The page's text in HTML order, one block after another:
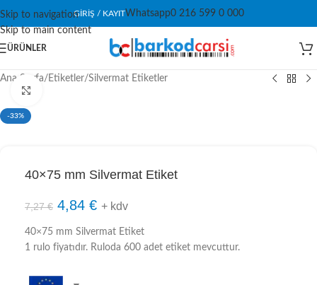
Skip to navigation
Skip to main content
GIRIŞ / KAYITWhatsapp0 216 599 0 000
ÜRÜNLER
Ana Sayfa/ Etiketler/Silvermat Etiketler
-33%
40×75 mm Silvermat Etiket
7,27€ 4,84 € + kdv
40×75 mm Silvermat Etiket
1 rulo fiyatıdır. Ruloda 600 adet etiket mevcuttur.